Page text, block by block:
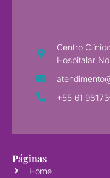
Centro
Hospitalar
+55 61
Páginas
Home